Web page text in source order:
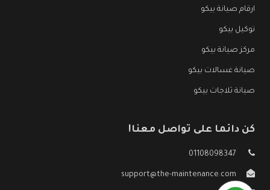
ارقام صيانة بيكو
توكيل بيكو
مركز صيانة بيكو
صيانة غسالات بيكو
صيانة ثلاجات بيكو
كن دائما على تواصل معنا!
01108098347
support@the-maintenance.com